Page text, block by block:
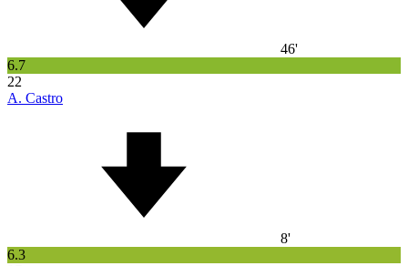
46'
6.7
22
A. Castro
8'
6.3